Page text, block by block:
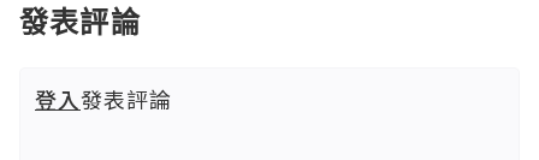
發表評論
登入發表評論